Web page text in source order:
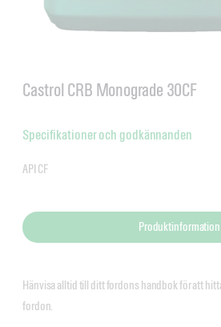
Castrol CRB Monograde 30CF
Specifikationer och godkännanden
API CF
Produktinformation
Hänvisa alltid till ditt fordons handbok för att
fordon.